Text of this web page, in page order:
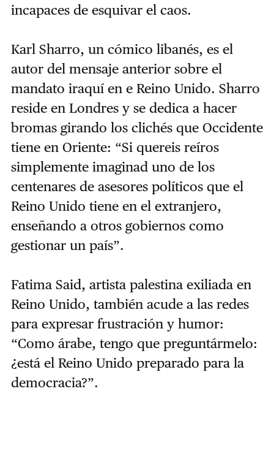
incapaces de esquivar el caos.
Karl Sharro, un cómico libanés, es el
autor del mensaje anterior sobre el
mandato iraquí en e Reino Unido. Sharro
reside en Londres y se dedica a hacer
bromas girando los clichés que Occidente
tiene en Oriente: “Si quereis reíros
simplemente imaginad uno de los
centenares de asesores políticos que el
Reino Unido tiene en el extranjero,
enseñando a otros gobiernos como
gestionar un país”.
Fatima Said, artista palestina exiliada en
Reino Unido, también acude a las redes
para expresar frustración y humor:
“Como árabe, tengo que preguntármelo:
¿está el Reino Unido preparado para la
democracia?”.